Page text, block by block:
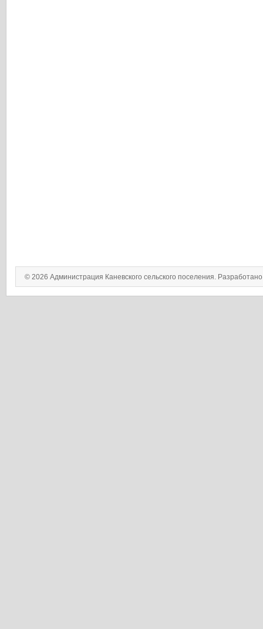
© 2026 Администрация Каневского сельского поселения.